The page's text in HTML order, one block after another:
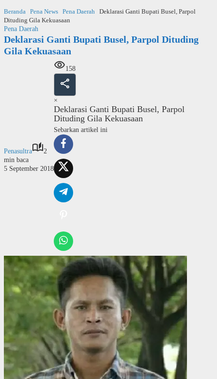
ke
konten
Beranda Pena News Pena Daerah
Deklarasi Ganti Bupati Busel, Parpol
Dituding Gila Kekuasaan
Pena Daerah
Deklarasi Ganti Bupati Busel, Parpol Dituding
Gila Kekuasaan
Penasultra
2
min baca
5 September 2018
158
×
Deklarasi Ganti Bupati Busel, Parpol
Dituding Gila Kekuasaan
Sebarkan artikel ini